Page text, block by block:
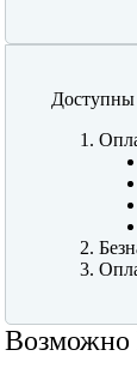
Возможно